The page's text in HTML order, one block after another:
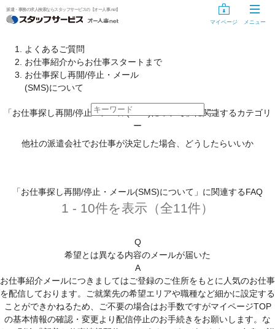
派遣・事務の求人検索ならスタッフサービスの【オー人事.net】
マイページ メニュー
お仕事を探す
気になるリスト
スタッフサービスに登録する
情報入力の開始・再開
登録手続き用ID・パスワードを忘れた方、変更する方へ
登録がお済みの方
マイページはこちら
よくあるご質問
お仕事紹介からお仕事スタートまで
お仕事探し再開/停止・メール
(SMS)について
「お仕事探し再開/停止・メール(SMS)について」に関連するカテゴリ
ー
他社の派遣会社でお仕事が決定した場合、どうしたらいいか
「お仕事探し再開/停止・メール(SMS)について」に関連するFAQ
1 - 10件を表示（全11件）
Q
希望とは異なる内容のメールが届いた
A
お仕事紹介メールにつきましてはご登録のご住所をもとに人気のお仕事
を配信しております。ご就業先の希望エリアや職種など細かに設定する
ことができかねるため、ご不要の場合はお手数ですがマイページTOP
の基本情報の確認・変更より配信停止のお手続きをお願いします。な